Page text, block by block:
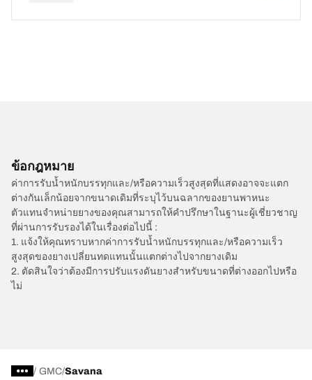
ข้อกฎหมาย
ค่าการรับน้ำหนักบรรทุกและ/หรือความเร็วสูงสุดที่แสดงอาจจะแตก
ต่างกันเล็กน้อยจากขนาดเดิมที่ระบุไว้บนฉลากของยานพาหนะ
ตัวแทนจำหน่ายยางของคุณสามารถให้คำปรึกษาในฐานะผู้เชี่ยวชาญ
ที่ผ่านการรับรองได้ในเรื่องต่อไปนี้ :
1. แจ้งให้คุณทราบหากค่าการรับน้ำหนักบรรทุกและ/หรือความเร็ว
สูงสุดของยางเปลี่ยนทดแทนนั้นแตกต่างไปจากยางเดิม
2. ตัดสินใจว่าต้องมีการปรับแรงดันยางสำหรับขนาดที่ต่างออกไปหรือ
ไม่
/ GMC Savana